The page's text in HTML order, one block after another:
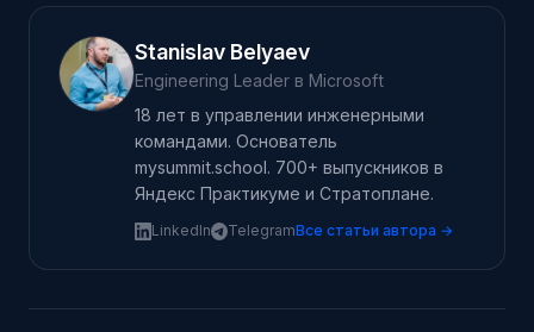
Stanislav Belyaev
Engineering Leader в Microsoft
18 лет в управлении инженерными
командами. Основатель
mysummit.school. 700+ выпускников в
Яндекс Практикуме и Стратоплане.
LinkedIn TelegramВсе статьи автора →